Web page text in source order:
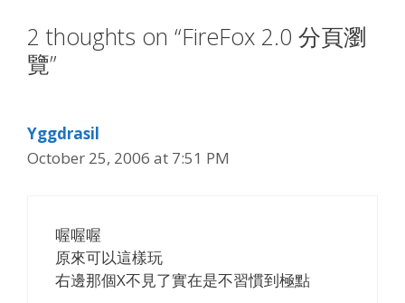
2 thoughts on “FireFox 2.0 分頁瀏
覽”
Yggdrasil
October 25, 2006 at 7:51 PM
喔喔喔
原來可以這樣玩
右邊那個X不見了實在是不習慣到極點